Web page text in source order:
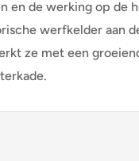
en de werking op de
werfkelder aan
ze met een